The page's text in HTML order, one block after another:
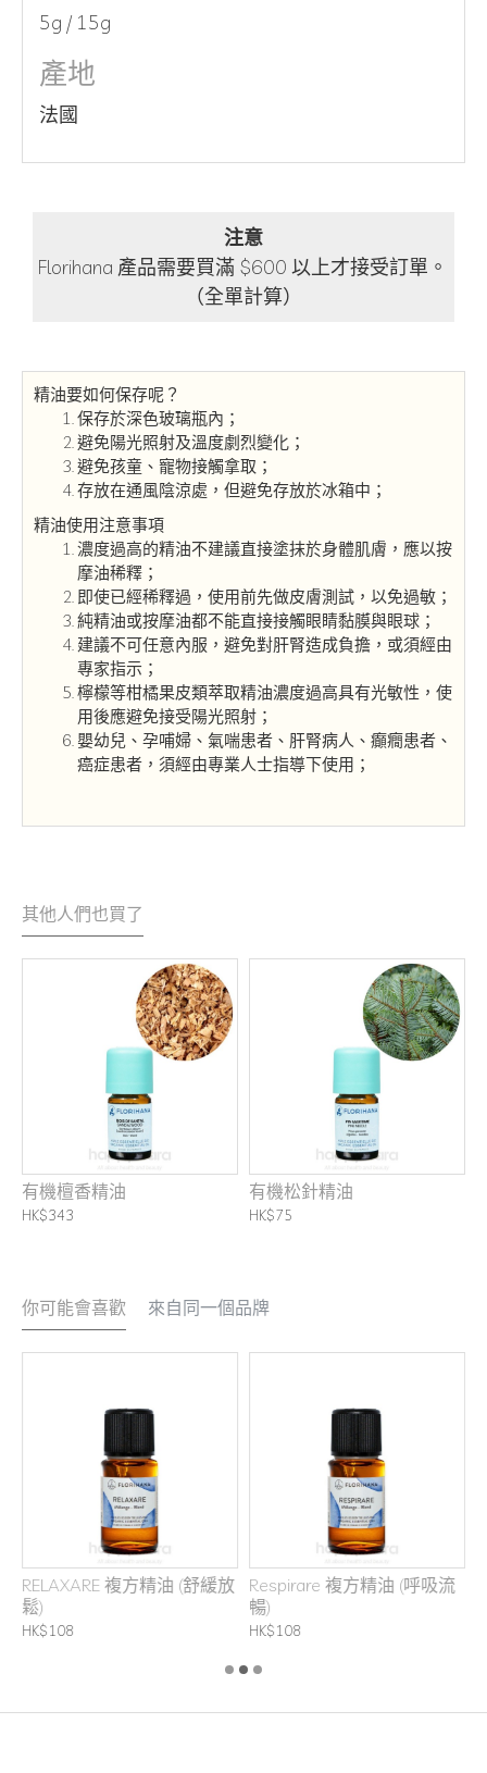
精油要如何保存呢？
保存於深色玻璃瓶內；
避免陽光照射及溫度劇烈變化；
避免孩童、寵物接觸拿取；
存放在通風陰涼處，但避免存放於冰箱中；
精油使用注意事項
濃度過高的精油不建議直接塗抹於身體肌膚，應以按
摩油稀釋；
即使已經稀釋過，使用前先做皮膚測試，以免過敏；
純精油或按摩油都不能直接接觸眼睛黏膜與眼球；
建議不可任意內服，避免對肝腎造成負擔，或須經由
專家指示；
檸檬等柑橘果皮類萃取精油濃度過高具有光敏性，使
用後應避免接受陽光照射；
嬰幼兒、孕哺婦、氣喘患者、肝腎病人、癲癇患者、
癌症患者，須經由專業人士指導下使用；
注意
Florihana 產品需要買滿 $600 以上才接受訂單。
（全單計算）
5g / 15g
產地
法國
其他人們也買了
有機檀香精油
HK$343
有機松針精油
HK$75
你可能會喜歡 來自同一個品牌
RELAXARE 複方精油 (舒緩放
鬆)
HK$108
Respirare 複方精油 (呼吸流
暢)
HK$108